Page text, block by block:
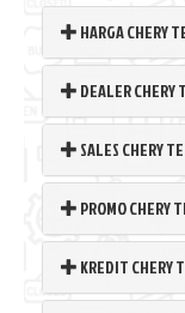
HARGA CHERY
DEALER CHERY
SALES CHERY
PROMO CHERY
KREDIT CHERY